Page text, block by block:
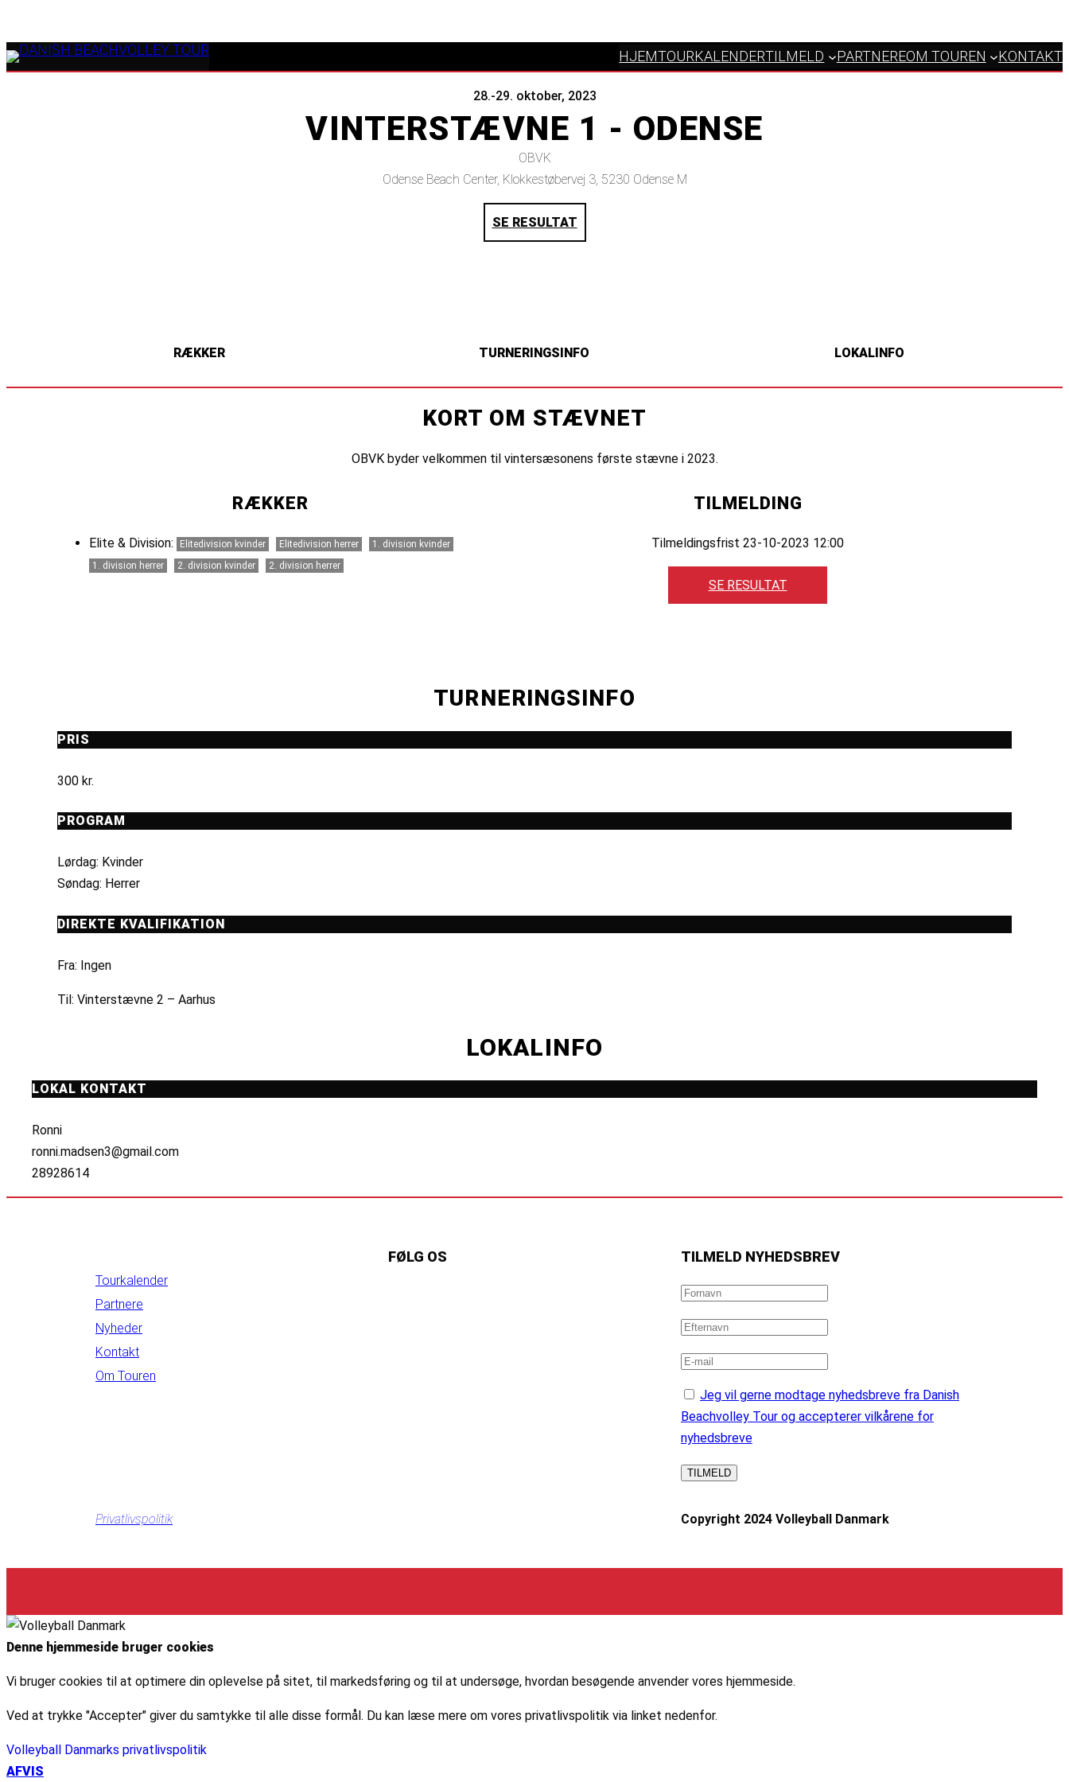
HJEMTOURKALENDERTILMELD PARTNEREOM TOUREN KONTAKT
28.-29. oktober, 2023
VINTERSTÆVNE 1 - ODENSE
OBVK
Odense Beach Center, Klokkestøbervej 3, 5230 Odense M
SE RESULTAT
RÆKKER TURNERINGSINFO LOKALINFO
KORT OM STÆVNET
OBVK byder velkommen til vintersæsonens første stævne i 2023.
RÆKKER
Elite & Division: Elitedivision kvinder Elitedivision herrer
1. division kvinder
1. division herrer
2. division kvinder 2. division herrer
TILMELDING
Tilmeldingsfrist 23-10-2023 12:00
SE RESULTAT
TURNERINGSINFO
PRIS
300 kr.
PROGRAM
Lørdag: Kvinder
Søndag: Herrer
DIREKTE KVALIFIKATION
Fra: Ingen
Til: Vinterstævne 2 – Aarhus
LOKALINFO
LOKAL KONTAKT
Ronni
ronni.madsen3@gmail.com
28928614
Tourkalender
Partnere
Nyheder
Kontakt
Om Touren
FØLG OS TILMELD NYHEDSBREV
Jeg vil gerne modtage nyhedsbreve fra Danish
Beachvolley Tour og accepterer vilkårene for
nyhedsbreve
Privatlivspolitik Copyright 2024 Volleyball Danmark
Denne hjemmeside bruger cookies
Vi bruger cookies til at optimere din oplevelse på sitet, til markedsføring og til at undersøge, hvordan besøgende anvender vores hjemmeside.
Ved at trykke "Accepter" giver du samtykke til alle disse formål. Du kan læse mere om vores privatlivspolitik via linket nedenfor.
Volleyball Danmarks privatlivspolitik
AFVIS